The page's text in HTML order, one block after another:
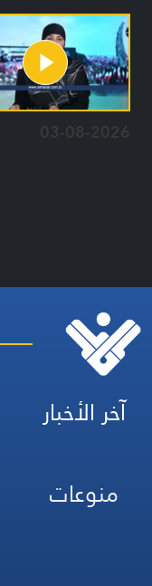
03-08-2026
آخر الأخبار
منوعات